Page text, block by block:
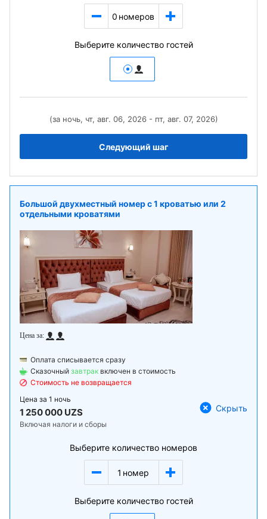
0 номеров
Выберите количество гостей
(за ночь, чт, авг. 06, 2026 - пт, авг. 07, 2026)
Следующий шаг
Большой двухместный номер c 1 кроватью или 2
отдельными кроватями
Оплата списывается сразу
Сказочный завтрак включен в стоимость
Стоимость не возвращается
Цена за 1 ночь
1 250 000 UZS
Включая налоги и сборы
Скрыть
Выберите количество номеров
1 номер
Выберите количество гостей